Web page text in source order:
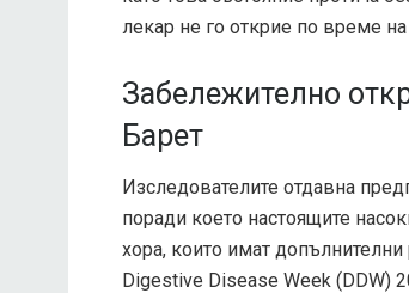
лекар не го открие по време
Забележително
Барет
Изследователите отдавна
поради което настоящите
хора, които имат
Digestive Disease Week (DDW)